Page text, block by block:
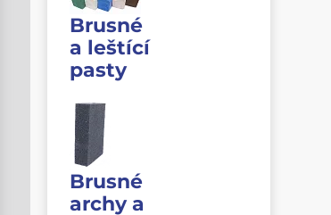
Brusné
a leštící
pasty
Brusné
archy a